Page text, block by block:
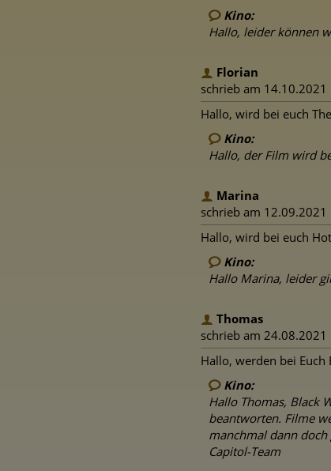
Kino:
Hallo, leider können
Florian
schrieb am 14.10.2021
Hallo, wird bei euch
Kino:
Hallo, der Film wird
Marina
schrieb am 12.09.2021
Hallo, wird bei euch
Kino:
Hallo Marina, leider
Thomas
schrieb am 24.08.2021
Hallo, werden bei Euch
Kino:
Hallo Thomas, Black
beantworten. Filme
manchmal dann
Capitol-Team